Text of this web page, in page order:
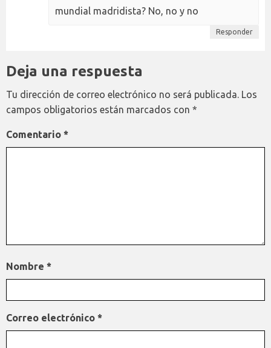
mundial madridista? No, no y no
Responder
Deja una respuesta
Tu dirección de correo electrónico no será publicada. Los
campos obligatorios están marcados con *
Comentario *
Nombre *
Correo electrónico *